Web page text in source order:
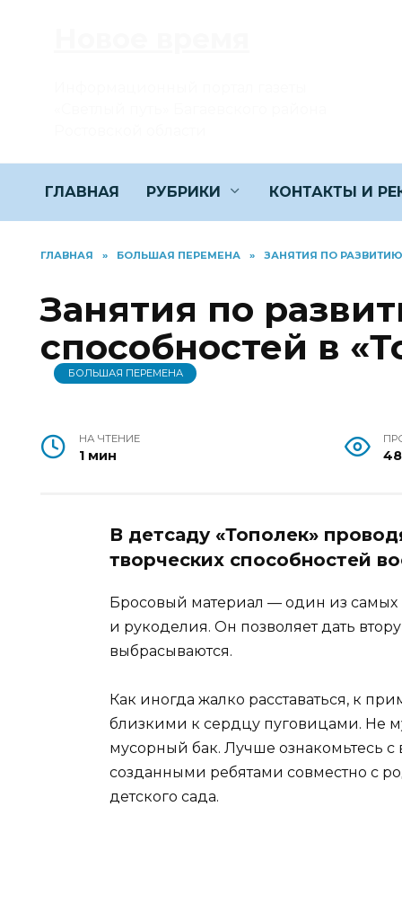
ГЛАВНАЯ РУБРИКИ КОНТАКТЫ И
ГЛАВНАЯ » БОЛЬШАЯ ПЕРЕМЕНА » ЗАНЯТИЯ ПО
Занятия по
способностей в
БОЛЬШАЯ ПЕРЕМЕНА
НА ЧТЕНИЕ
1 мин 48
В детсаду «Тополек»
творческих способностей
Бросовый материал — один из самых
и рукоделия. Он позволяет дать
выбрасываются.
Как иногда жалко расставаться, к
близкими к сердцу пуговицами. Не
мусорный бак. Лучше ознакомьтесь
созданными ребятами совместно с
детского сада.